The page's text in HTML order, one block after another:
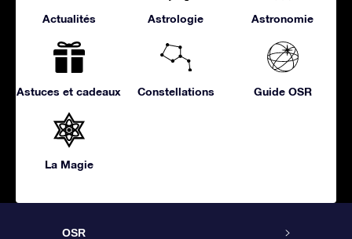
Actualités Astrologie Astronomie
Astuces et cadeaux Constellations Guide OSR
La Magie
OSR